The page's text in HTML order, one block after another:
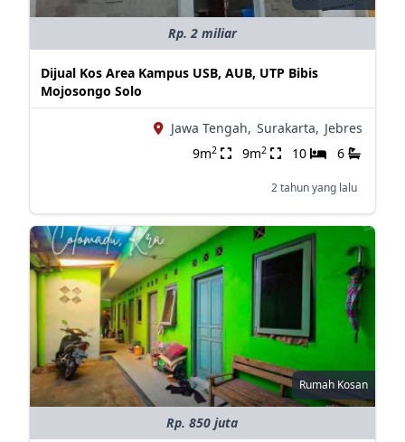
Rp. 2 miliar
Dijual Kos Area Kampus USB, AUB, UTP Bibis
Mojosongo Solo
Jawa Tengah, Surakarta, Jebres
9m2 9m2 10 6
2 tahun yang lalu
Rumah Kosan
Rp. 850 juta